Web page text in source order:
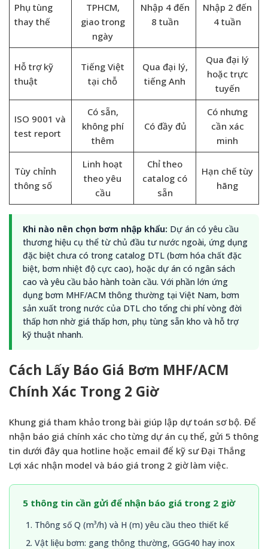
Phụ tùng
thay thế
TPHCM,
giao trong
ngày
Nhập 4 đến
8 tuần
Nhập 2 đến
4 tuần
Hỗ trợ kỹ
thuật
Tiếng Việt
tại chỗ
Qua đại lý,
tiếng Anh
Qua đại lý
hoặc trực
tuyến
ISO 9001 và
test report
Có sẵn,
không phí
thêm
Có đầy đủ
Có nhưng
cần xác
minh
Tùy chỉnh
thông số
Linh hoạt
theo yêu
cầu
Chỉ theo
catalog có
sẵn
Hạn chế tùy
hãng
Khi nào nên chọn bơm nhập khẩu: Dự án có yêu cầu
thương hiệu cụ thể từ chủ đầu tư nước ngoài, ứng dụng
đặc biệt chưa có trong catalog DTL (bơm hóa chất đặc
biệt, bơm nhiệt độ cực cao), hoặc dự án có ngân sách
cao và yêu cầu bảo hành toàn cầu. Với phần lớn ứng
dụng bơm MHF/ACM thông thường tại Việt Nam, bơm
sản xuất trong nước của DTL cho tổng chi phí vòng đời
thấp hơn nhờ giá thấp hơn, phụ tùng sẵn kho và hỗ trợ
kỹ thuật nhanh.
Cách Lấy Báo Giá Bơm MHF/ACM
Chính Xác Trong 2 Giờ
Khung giá tham khảo trong bài giúp lập dự toán sơ bộ. Để
nhận báo giá chính xác cho từng dự án cụ thể, gửi 5 thông
tin dưới đây qua hotline hoặc email để kỹ sư Đại Thắng
Lợi xác nhận model và báo giá trong 2 giờ làm việc.
5 thông tin cần gửi để nhận báo giá trong 2 giờ
Thông số Q (m³/h) và H (m) yêu cầu theo thiết kế
Vật liệu bơm: gang thông thường, GGG40 hay inox